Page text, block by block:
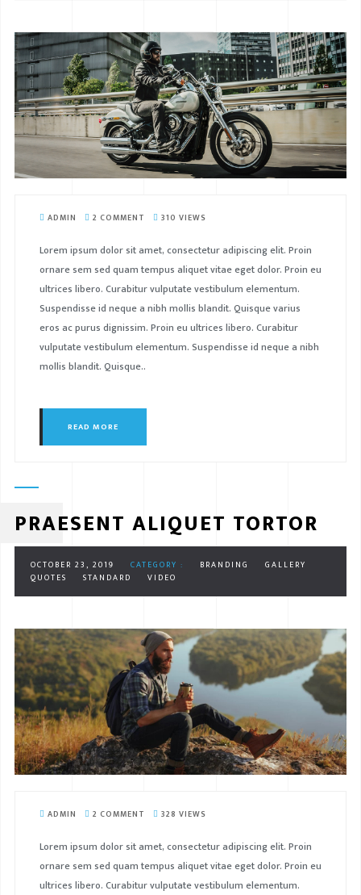
ADMIN 2 COMMENT 310 VIEWS
Lorem ipsum dolor sit amet, consectetur adipiscing elit. Proin
ornare sem sed quam tempus aliquet vitae eget dolor. Proin eu
ultrices libero. Curabitur vulputate vestibulum elementum.
Suspendisse id neque a nibh mollis blandit. Quisque varius
eros ac purus dignissim. Proin eu ultrices libero. Curabitur
vulputate vestibulum elementum. Suspendisse id neque a nibh
mollis blandit. Quisque..
READ MORE
PRAESENT ALIQUET TORTOR
OCTOBER 23, 2019 CATEGORY : BRANDING
GALLERY
QUOTES
STANDARD VIDEO
ADMIN 2 COMMENT 328 VIEWS
Lorem ipsum dolor sit amet, consectetur adipiscing elit. Proin
ornare sem sed quam tempus aliquet vitae eget dolor. Proin eu
ultrices libero. Curabitur vulputate vestibulum elementum.